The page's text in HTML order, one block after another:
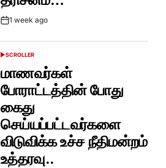
Post1 week ago
POSTED
SCROLLER
மாணவர்கள்
போராட்டத்தின் போது
கைது
செய்யப்பட்டவர்களை
விடுவிக்க உச்ச நீதிமன்றம்
உத்தரவு..